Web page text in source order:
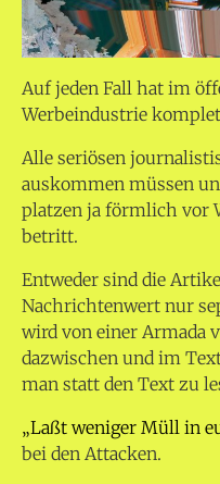
Auf jeden Fall hat im
Werbeindustrie
Alle seriösen
auskommen müssen
platzen ja förmlich vor
betritt.
Entweder sind die
Nachrichtenwert nur
wird von einer Armada
dazwischen und im
man statt den Text zu
„Laßt weniger Müll in
bei den Attacken.